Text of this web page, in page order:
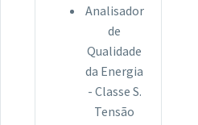
Analisador
de
Qualidade
da Energia
- Classe S.
Tensão